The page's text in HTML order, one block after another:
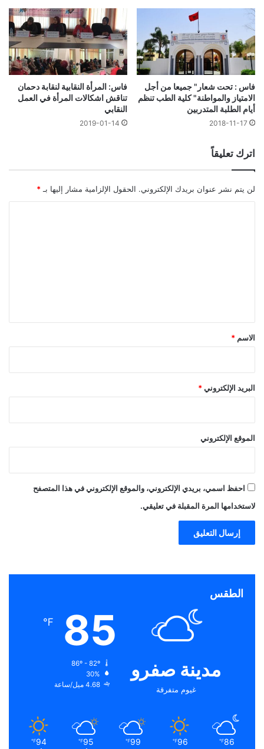
فاس : تحت شعار" جميعا من أجل
الامتياز والمواطنة" كلية الطب تنظم
أيام الطلبة المتدربين
2018-11-17
فاس: المرأة النقابية لنقابة دحمان
تناقش اشكالات المرأة في العمل
النقابي
2019-01-14
اترك تعليقاً
لن يتم نشر عنوان بريدك الإلكتروني. الحقول الإلزامية مشار إليها بـ *
*
الاسم *
البريد الإلكتروني *
الموقع الإلكتروني
احفظ اسمي، بريدي الإلكتروني، والموقع الإلكتروني في هذا المتصفح
لاستخدامها المرة المقبلة في تعليقي.
الطقس
مدينة صفرو
غيوم متفرقة
85
℉
30%
4.68 ميل/ساعة
86
℉
96
℉
99
℉
95
℉
94
℉